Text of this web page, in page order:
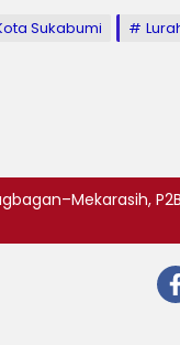
Sukabumi